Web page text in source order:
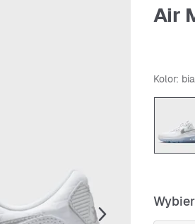
Air
Kolor: